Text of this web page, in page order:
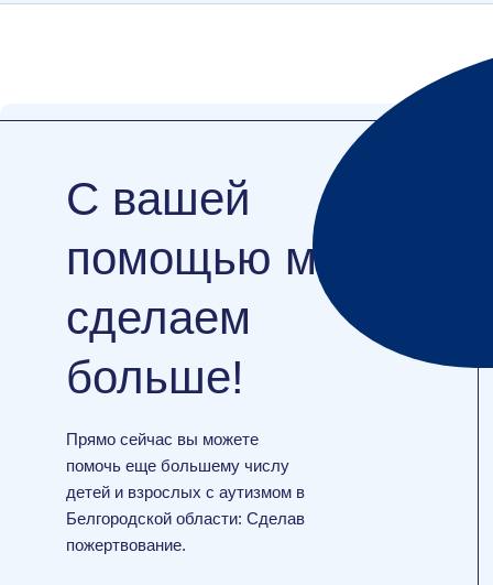
С вашей
помощью мы
сделаем
больше!
Прямо сейчас вы можете
помочь еще большему числу
детей и взрослых с аутизмом в
Белгородской области: Сделав
пожертвование.